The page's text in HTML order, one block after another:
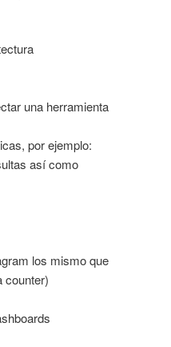
una herramienta
por ejemplo:
así como
los mismo que
counter)